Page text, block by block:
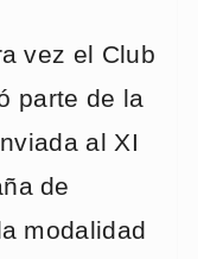
vez el Club
parte de la
al XI
de
modalidad